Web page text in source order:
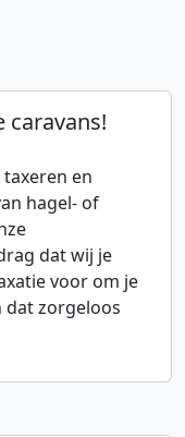
caravans!
en
hagel- of
dat wij je
voor om je
dat zorgeloos